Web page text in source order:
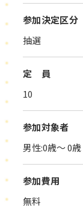
参加決定区分
抽選
定 員
10
参加対象者
男性:0歳～ 0
参加費用
無料